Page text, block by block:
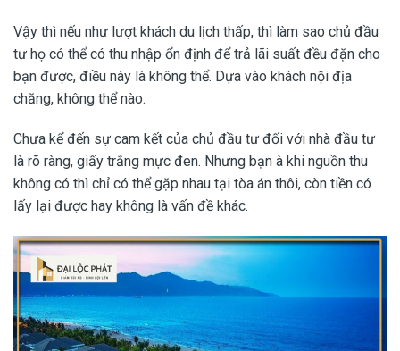
Vậy thì nếu như lượt khách du lịch thấp, thì làm sao chủ đầu
tư họ có thể có thu nhập ổn định để trả lãi suất đều đặn cho
bạn được, điều này là không thể. Dựa vào khách nội địa
chăng, không thể nào.
Chưa kể đến sự cam kết của chủ đầu tư đối với nhà đầu tư
là rõ ràng, giấy trắng mực đen. Nhưng bạn à khi nguồn thu
không có thì chỉ có thể gặp nhau tại tòa án thôi, còn tiền có
lấy lại được hay không là vấn đề khác.